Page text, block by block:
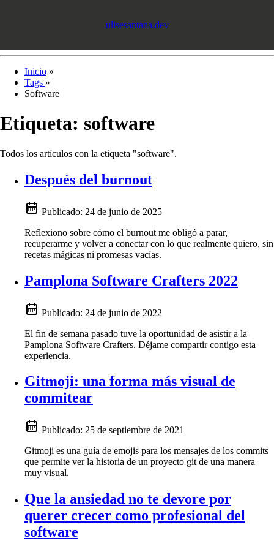
ulisesantana.dev
Inicio »
Tags »
Software
Etiqueta: software
Todos los artículos con la etiqueta "software".
Después del burnout
Publicado: 24 de junio de 2025
Reflexiono sobre cómo el burnout me obligó a parar,
recuperarme y volver a conectar con lo que realmente quiero, sin
recetas mágicas ni promesas vacías.
Pamplona Software Crafters 2022
Publicado: 24 de junio de 2022
El fin de semana pasado tuve la oportunidad de asistir a la
Pamplona Software Crafters. Déjame compartir contigo esta
experiencia.
Gitmoji: una forma más visual de
commitear
Publicado: 25 de septiembre de 2021
Gitmoji es una guía de emojis para los mensajes de los commits
que permite ver la historia de un proyecto git de una manera
muy visual.
Que la ansiedad no te devore por
querer crecer como profesional del
software